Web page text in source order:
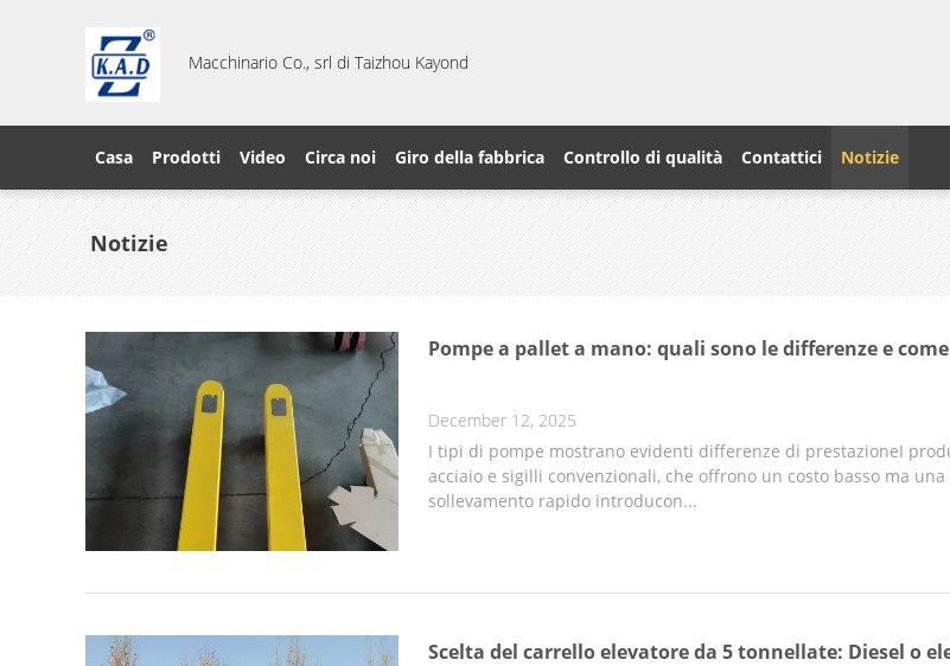
Macchinario Co., srl di Taizhou Kayond
Casa Prodotti Video Circa noi Giro della fabbrica Controllo di qualità Contattici Notizie
Notizie
Pompe a pallet a mano: quali sono le differenze e
December 12, 2025
I tipi di pompe mostrano evidenti differenze di prestazioneI
acciaio e sigilli convenzionali, che offrono un costo basso ma
sollevamento rapido introducon...
Scelta del carrello elevatore da 5 tonnellate: Diesel o